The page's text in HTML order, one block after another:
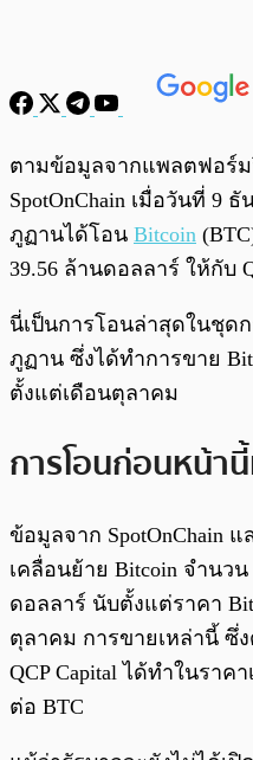
ตามข้อมูลจากแพลตฟอร์ม
SpotOnChain เมื่อวันที่ 9
ภูฏานได้โอน Bitcoin
39.56 ล้านดอลลาร์ ให้กับ
นี่เป็นการโอนล่าสุดในชุด
ภูฏาน ซึ่งได้ทำการขาย
ตั้งแต่เดือนตุลาคม
การโอนก่อนหน้า
ข้อมูลจาก SpotOnChain แ
เคลื่อนย้าย Bitcoin จำนว
ดอลลาร์ นับตั้งแต่ราคา
ตุลาคม การขายเหล่านี้ ซึ่
QCP Capital ได้ทำในราค
ต่อ BTC